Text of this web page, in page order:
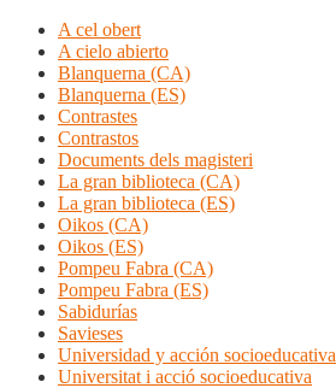
A cel obert
A cielo abierto
Blanquerna (CA)
Blanquerna (ES)
Contrastes
Contrastos
Documents dels magisteri
La gran biblioteca (CA)
La gran biblioteca (ES)
Oikos (CA)
Oikos (ES)
Pompeu Fabra (CA)
Pompeu Fabra (ES)
Sabidurías
Savieses
Universidad y acción socioeducativa
Universitat i acció socioeducativa